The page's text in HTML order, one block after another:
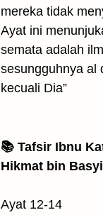
mereka tidak
Ayat ini
semata adalah
sesungguhnya al
kecuali Dia”
📚 Tafsir Ibnu
Hikmat bin
Ayat 12-14